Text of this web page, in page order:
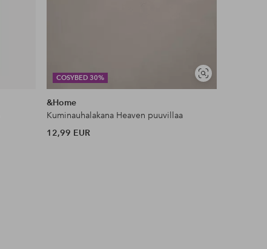
COSYBED 30%
Näytä
samankaltaisia
&Home
Kuminauhalakana Heaven puuvillaa
12,99 EUR